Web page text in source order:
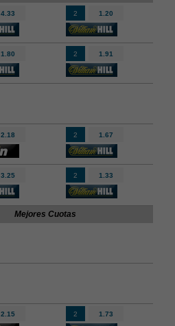
4.33 2 1.20
1.80 2 1.91
2.18 2 1.67
3.25 2 1.33
Mejores Cuotas
2.15 2 1.73